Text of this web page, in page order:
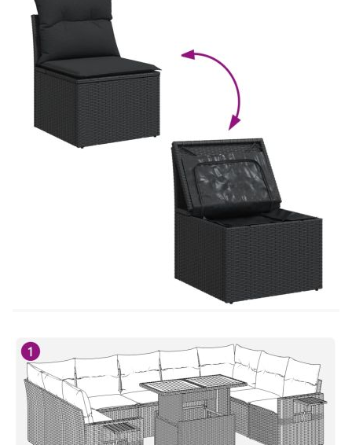
Размери на седалката: 55 x 55 cм (Ш x Д)
Височина на седалката от земята (без
възглавницата): 37 см
Ъглова седалка с ратанов подлакътник:
Цвят: Черен
Материал: PE ратан, прахово боядисана
стомана
Размери: 62 x 62 x 69 см (Ш x Д x В)
Размери на седалката: 55 x 55 cм (Ш x Д)
Височина на седалката от земята (без
Височина на подлакътника от земята: 55 см
Ширина на подлакътника: 6 см
Централна седалка:
Цвят: Черен
Материал: PE ратан, прахово боядисана
стомана